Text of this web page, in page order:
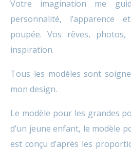
Votre imagination me
personnalité, l’apparence
poupée. Vos rêves,
inspiration.
Tous les modèles sont
mon design.
Le modèle pour les grandes
d’un jeune enfant, le modèle
est conçu d’après les